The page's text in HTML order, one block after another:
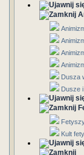
Dusza
Dusze
Kult